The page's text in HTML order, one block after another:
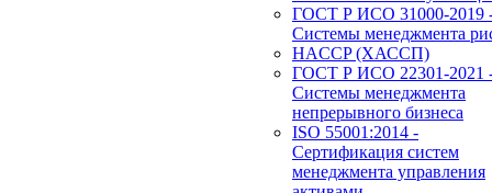
ГОСТ Р ИСО 31000-2019
Системы менеджмента
HACCP (ХАССП)
ГОСТ Р ИСО 22301-2021
Системы менеджмента
непрерывного бизнеса
ISO 55001:2014 -
Сертификация систем
менеджмента управления